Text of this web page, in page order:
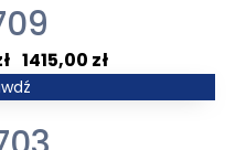
1415,00 zł